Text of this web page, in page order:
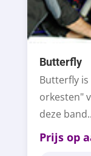
Butterfly
Butterfly is
orkesten"
deze
Prijs op